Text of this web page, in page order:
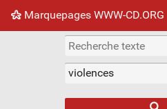
Marquepages WWW-CD.ORG
Nuage de tags Mur d'images